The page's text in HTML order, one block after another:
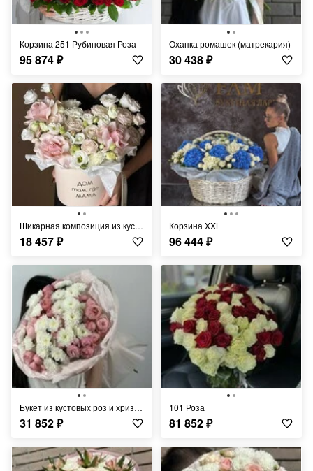
Корзина 251 Рубиновая Роза
95 874₽
Охапка ромашек (матрекария)
30 438₽
Шикарная композиция из кустовой розы
18 457₽
Корзина XXL
96 444₽
Букет из кустовых роз и хризантем
31 852₽
101 Роза
81 852₽